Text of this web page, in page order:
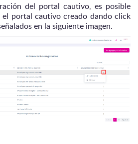
del portal cautivo, es posible
portal cautivo creado dando click
en la siguiente imagen.